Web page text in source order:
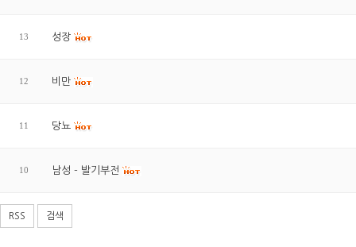
13 성장
12 비만
11 당뇨
10 남성 - 발기부전
RSS 검색